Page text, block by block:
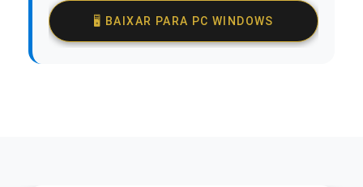
🖥️ BAIXAR PARA PC WINDOWS